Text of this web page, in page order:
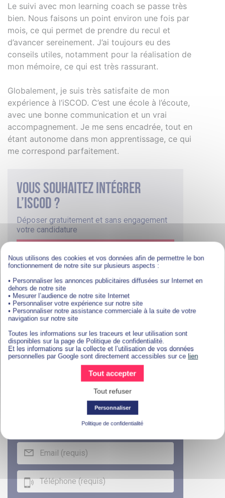
Le suivi avec mon learning coach se passe très
bien. Nous faisons un point environ une fois par
mois, ce qui permet de prendre du recul et
d’avancer sereinement. J’ai toujours eu des
conseils utiles, notamment pour la réalisation de
mon mémoire, ce qui est très rassurant.
Globalement, je suis très satisfaite de mon
expérience à l’iSCOD. C’est une école à l’écoute,
avec une bonne communication et un vrai
accompagnement. Je me sens encadrée, tout en
étant autonome dans mon apprentissage, ce qui
me correspond parfaitement.
Vous souhaitez intégrer
l’iscod ?
Déposer gratuitement et sans engagement
votre candidature
CANDIDATURE EN LIGNE
Télécharger une
documentation
Nous utilisons des cookies et vos données afin de permettre le bon
fonctionnement de notre site sur plusieurs aspects :
• Personnaliser les annonces publicitaires diffusées sur Internet en
dehors de notre site
• Mesurer l’audience de notre site Internet
• Personnaliser votre expérience sur notre site
• Personnaliser notre assistance commerciale à la suite de votre
navigation sur notre site
Toutes les informations sur les traceurs et leur utilisation sont
disponibles sur la page de Politique de confidentialité.
Et les informations sur la collecte et l’utilisation de vos données
personnelles par Google sont directement accessibles sur ce lien
Tout accepter
Tout refuser
Personnaliser
Politique de confidentialité